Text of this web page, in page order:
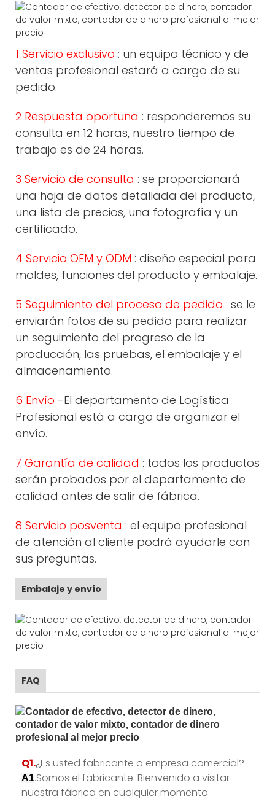
1 Servicio exclusivo : un equipo técnico y de
ventas profesional estará a cargo de su
pedido.
2 Respuesta oportuna : responderemos su
consulta en 12 horas, nuestro tiempo de
trabajo es de 24 horas.
3 Servicio de consulta : se proporcionará
una hoja de datos detallada del producto,
una lista de precios, una fotografía y un
certificado.
4 Servicio OEM y ODM : diseño especial para
moldes, funciones del producto y embalaje.
5 Seguimiento del proceso de pedido : se le
enviarán fotos de su pedido para realizar
un seguimiento del progreso de la
producción, las pruebas, el embalaje y el
almacenamiento.
6 Envío -El departamento de Logística
Profesional está a cargo de organizar el
envío.
7 Garantía de calidad : todos los productos
serán probados por el departamento de
calidad antes de salir de fábrica.
8 Servicio posventa : el equipo profesional
de atención al cliente podrá ayudarle con
sus preguntas.
Embalaje y envío
FAQ
Q1.¿Es usted fabricante o empresa comercial?
A1.Somos el fabricante. Bienvenido a visitar
nuestra fábrica en cualquier momento.